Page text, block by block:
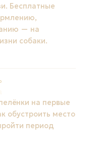
Бесплатные
— на
собаки.
на первые
обустроить место
период